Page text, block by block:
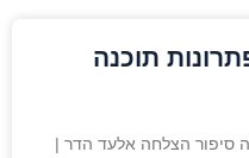
תוכנה
סיפור הצלחה אלעד הדר |